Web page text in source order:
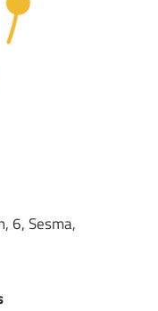
6, Sesma,